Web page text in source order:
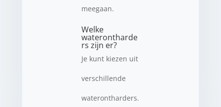
meegaan.
Welke
waterontharde
rs zijn er?
Je kunt kiezen uit
verschillende
waterontharders.